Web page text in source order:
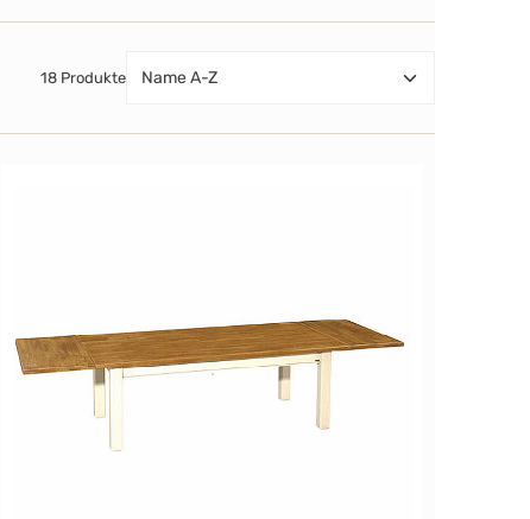
18 Produkte